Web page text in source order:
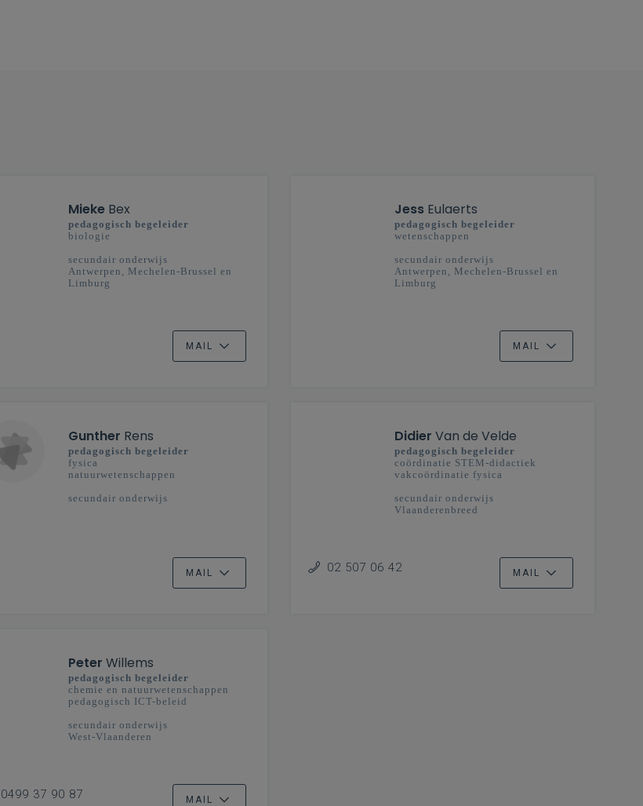
MiekeBex
pedagogisch begeleider
biologie
secundair onderwijs
Antwerpen, Mechelen-Brussel en
Limburg
MAIL
Jess Eulaerts
pedagogisch begeleider
wetenschappen
secundair onderwijs
Antwerpen, Mechelen-Brussel en
Limburg
MAIL
Gunther Rens
pedagogisch begeleider
fysica
natuurwetenschappen
secundair onderwijs
MAIL
Didier Van de Velde
pedagogisch begeleider
coördinatie STEM-didactiek
vakcoördinatie fysica
secundair onderwijs
Vlaanderenbreed
02 507 06 42 MAIL
Peter Willems
pedagogisch begeleider
chemie en natuurwetenschappen
pedagogisch ICT-beleid
secundair onderwijs
West-Vlaanderen
0499 37 90 87 MAIL